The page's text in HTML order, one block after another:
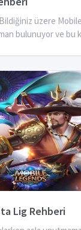
üzere
bulunuyor ve bu
Lig Rehberi